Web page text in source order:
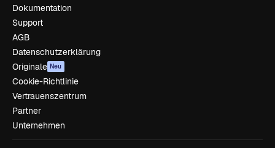
Dokumentation
Support
AGB
Datenschutzerklärung
Originale Neu
Cookie-Richtlinie
Vertrauenszentrum
Partner
Unternehmen